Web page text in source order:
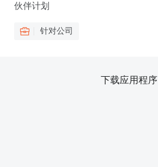
伙伴计划
针对公司
下载应用程序